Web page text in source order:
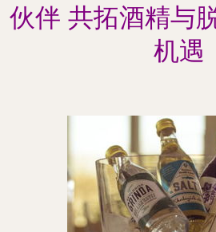
伙伴 共拓酒精与
机遇